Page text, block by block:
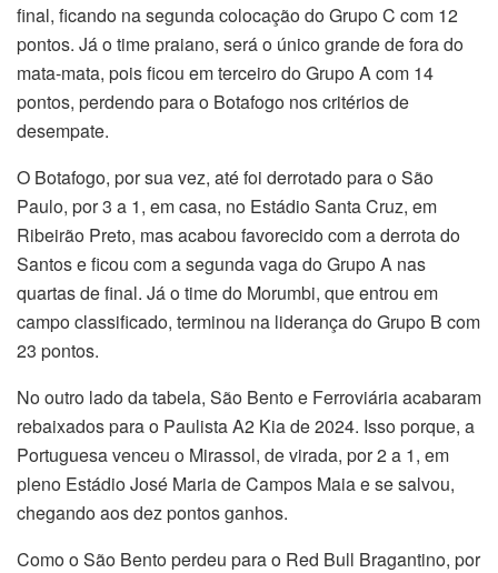
final, ficando na segunda colocação do Grupo C com 12
pontos. Já o time praiano, será o único grande de fora do
mata-mata, pois ficou em terceiro do Grupo A com 14
pontos, perdendo para o Botafogo nos critérios de
desempate.
O Botafogo, por sua vez, até foi derrotado para o São
Paulo, por 3 a 1, em casa, no Estádio Santa Cruz, em
Ribeirão Preto, mas acabou favorecido com a derrota do
Santos e ficou com a segunda vaga do Grupo A nas
quartas de final. Já o time do Morumbi, que entrou em
campo classificado, terminou na liderança do Grupo B com
23 pontos.
No outro lado da tabela, São Bento e Ferroviária acabaram
rebaixados para o Paulista A2 Kia de 2024. Isso porque, a
Portuguesa venceu o Mirassol, de virada, por 2 a 1, em
pleno Estádio José Maria de Campos Maia e se salvou,
chegando aos dez pontos ganhos.
Como o São Bento perdeu para o Red Bull Bragantino, por